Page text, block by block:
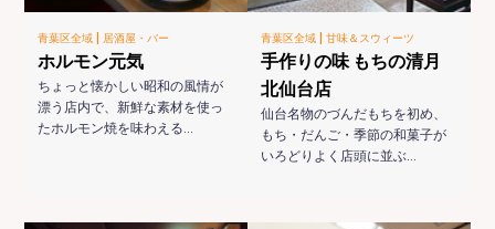
青葉区全域 | 居酒屋・バー
ホルモン元気
ちょっと懐かしい昭和の風情が
漂う店内で、新鮮な素材を使っ
たホルモン焼を味わえる…
青葉区全域 | 甘味＆スウィーツ
手作りの味 もちの清月
北仙台店
仙台名物のづんだもちを初め、
もち・だんご・季節の和菓子が
いろどりよく店頭に並ぶ…